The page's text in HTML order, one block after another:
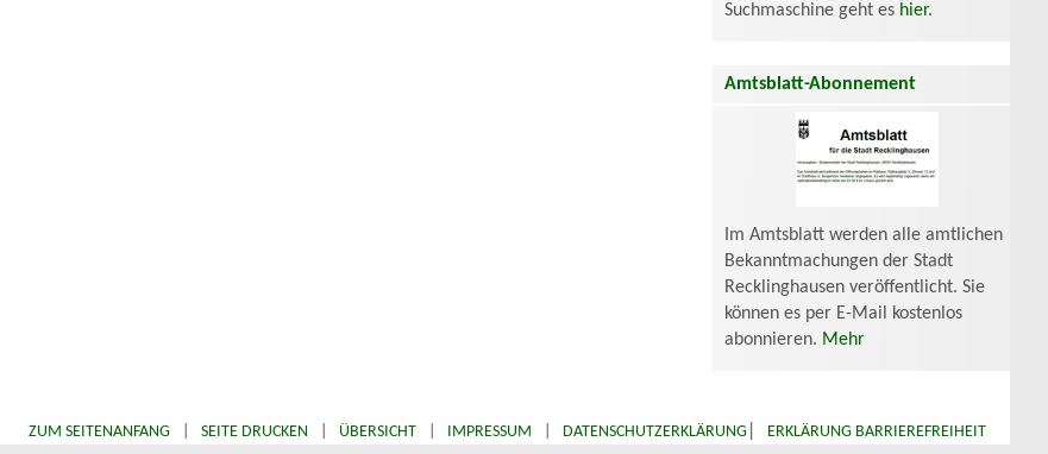
Suchmaschine geht es hier.
Amtsblatt-Abonnement
Im Amtsblatt werden alle amtlichen
Bekanntmachungen der Stadt
Recklinghausen veröffentlicht. Sie
können es per E-Mail kostenlos
abonnieren. Mehr
ZUM SEITENANFANG SEITE DRUCKEN ÜBERSICHT IMPRESSUM DATENSCHUTZERKLÄRUNG ERKLÄRUNG BARRIEREFREIHEIT